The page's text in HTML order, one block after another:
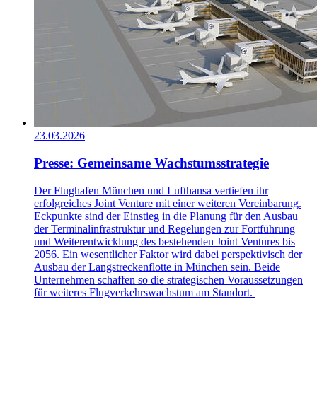
23.03.2026
Presse: Gemeinsame Wachstumsstrategie
Der Flughafen München und Lufthansa vertiefen ihr
erfolgreiches Joint Venture mit einer weiteren Vereinbarung.
Eckpunkte sind der Einstieg in die Planung für den Ausbau
der Terminalinfrastruktur und Regelungen zur Fortführung
und Weiterentwicklung des bestehenden Joint Ventures bis
2056. Ein wesentlicher Faktor wird dabei perspektivisch der
Ausbau der Langstreckenflotte in München sein. Beide
Unternehmen schaffen so die strategischen Voraussetzungen
für weiteres Flugverkehrswachstum am Standort.